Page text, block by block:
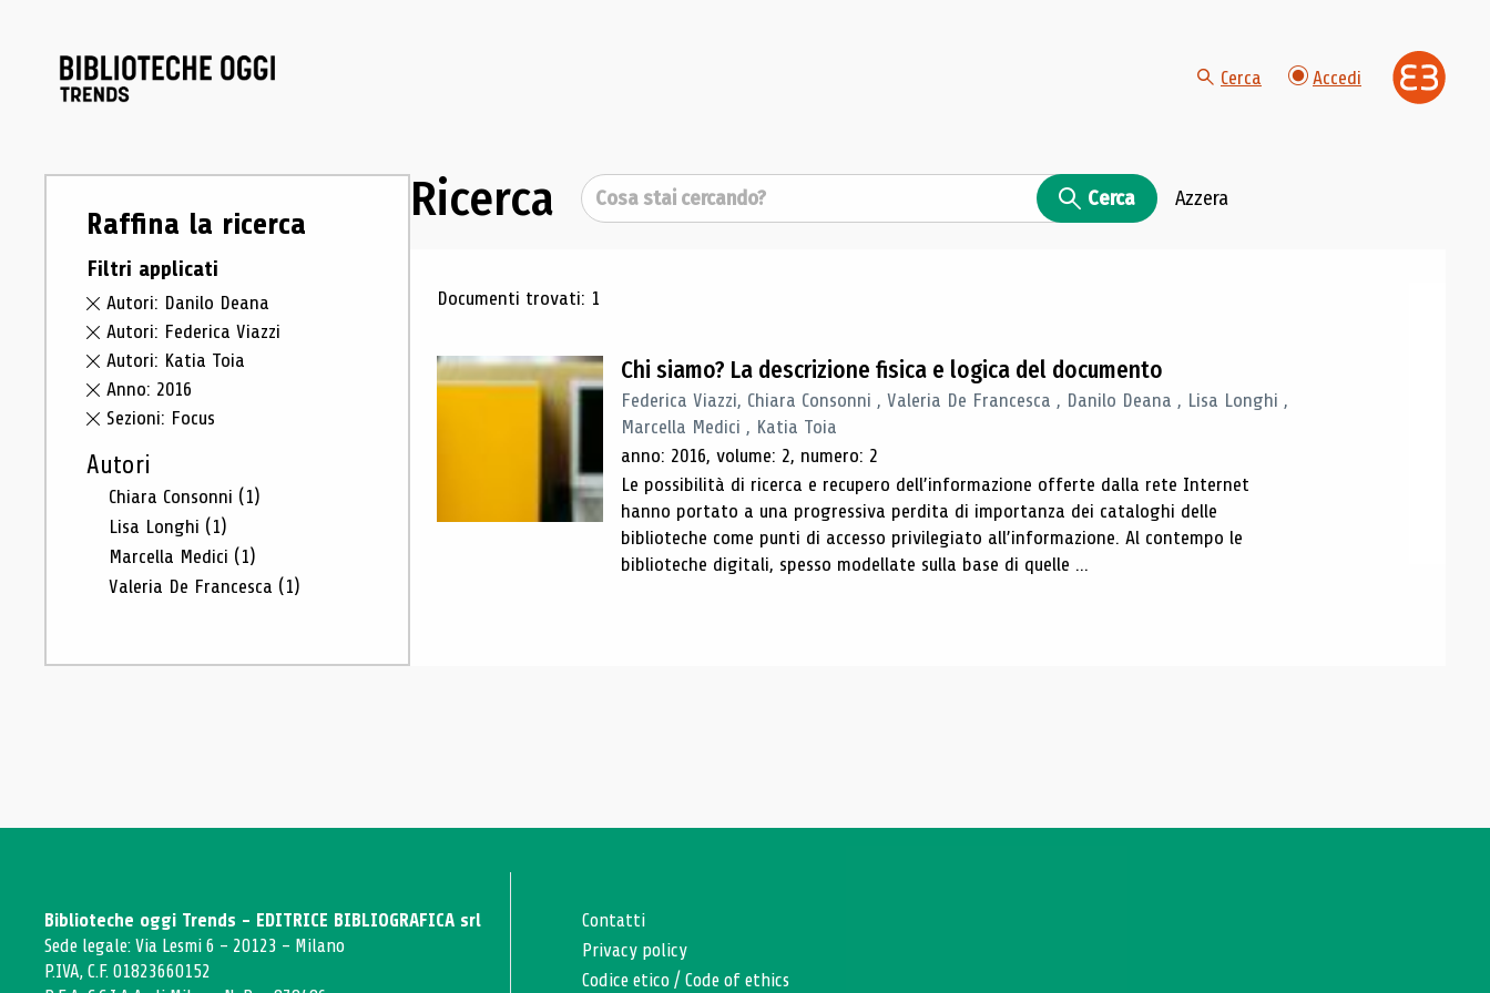
Cerca Accedi
Raffina la ricerca
Filtri applicati
Autori: Danilo Deana
Autori: Federica Viazzi
Autori: Katia Toia
Anno: 2016
Sezioni: Focus
Autori
Chiara Consonni (1)
Lisa Longhi (1)
Marcella Medici (1)
Valeria De Francesca (1)
Ricerca Cerca Cerca Azzera
Risultati di ricerca
Documenti trovati: 1
Chi siamo? La descrizione fisica e logica del documento
Federica Viazzi, Chiara Consonni , Valeria De Francesca , Danilo Deana , Lisa Longhi ,
Marcella Medici , Katia Toia
anno: 2016, volume: 2, numero: 2
Le possibilità di ricerca e recupero dell’informazione offerte dalla rete Internet
hanno portato a una progressiva perdita di importanza dei cataloghi delle
biblioteche come punti di accesso privilegiato all’informazione. Al contempo le
biblioteche digitali, spesso modellate sulla base di quelle ...
Biblioteche oggi Trends - EDITRICE BIBLIOGRAFICA srl
Sede legale: Via Lesmi 6 - 20123 - Milano
P.IVA, C.F. 01823660152
Contatti
Privacy policy
Codice etico /Code of ethics